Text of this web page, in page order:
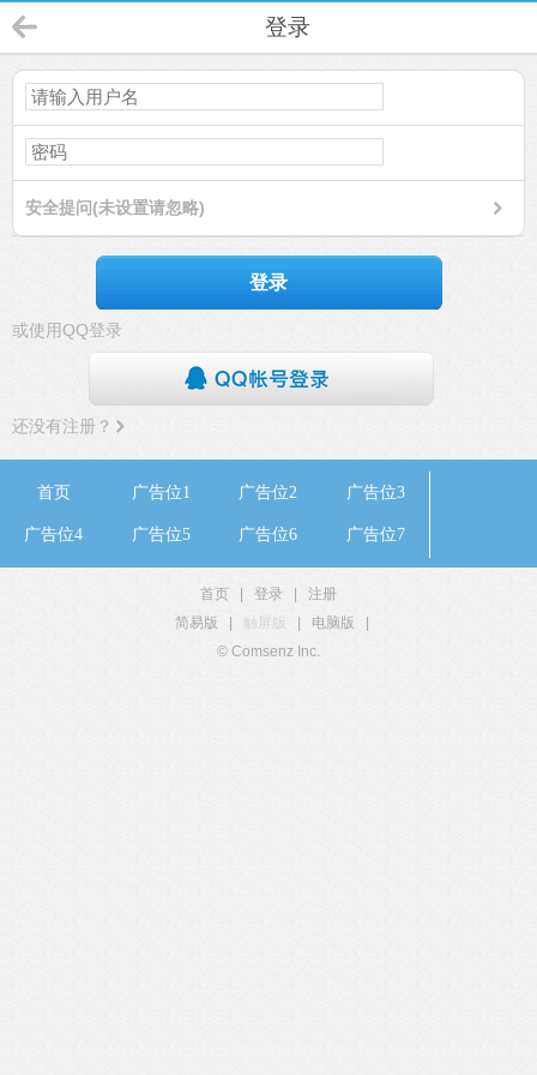
登录
安全提问(未设置请忽略)
登录
或使用QQ登录
还没有注册？
首页 广告位1 广告位2 广告位3
广告位4 广告位5 广告位6 广告位7
首页 登录
注册
简易版
触屏版 电脑版
© Comsenz Inc.